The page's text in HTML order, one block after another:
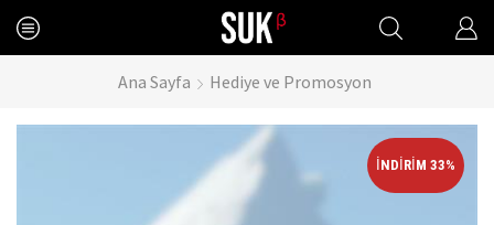
Ana Sayfa Hediye ve Promosyon
İNDIRIM 33%